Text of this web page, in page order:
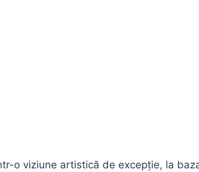
o viziune artistică de excepție, la